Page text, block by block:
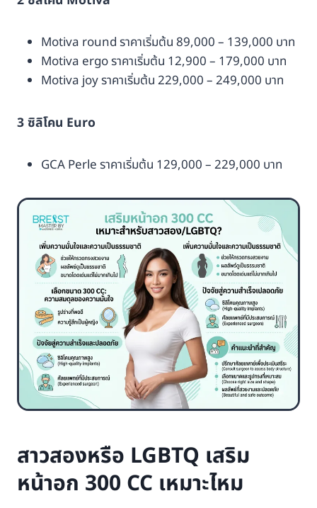
Motiva round ราคาเริ่มต้น 89,000 – 139,000 บาท
Motiva ergo ราคาเริ่มต้น 12,900 – 179,000 บาท
Motiva joy ราคาเริ่มต้น 229,000 – 249,000 บาท
3 ซิลิโคน Euro
GCA Perle ราคาเริ่มต้น 129,000 – 229,000 บาท
สาวสองหรือ LGBTQ เสริม
หน้าอก 300 CC เหมาะไหม